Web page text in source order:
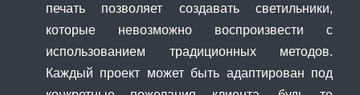
печать позволяет создавать светильники,
которые невозможно воспроизвести с
использованием традиционных методов.
Каждый проект может быть адаптирован под